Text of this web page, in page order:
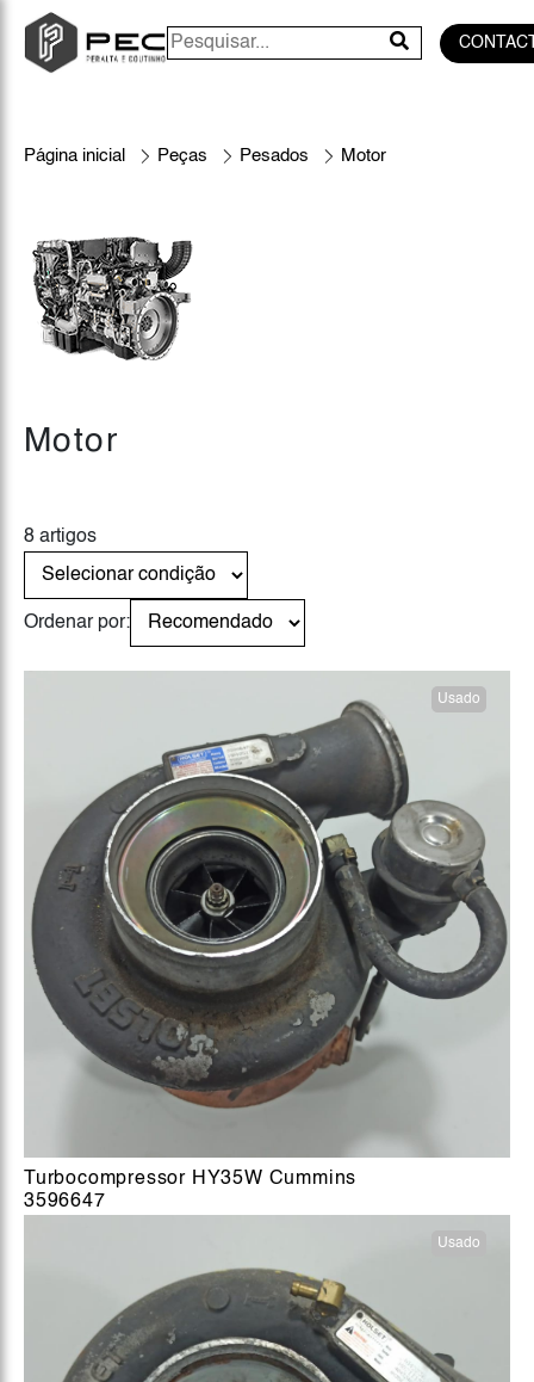
Página inicial Peças Pesados Motor
Motor
8 artigos
Ordenar por:
Usado
Turbocompressor HY35W Cummins
3596647
Usado